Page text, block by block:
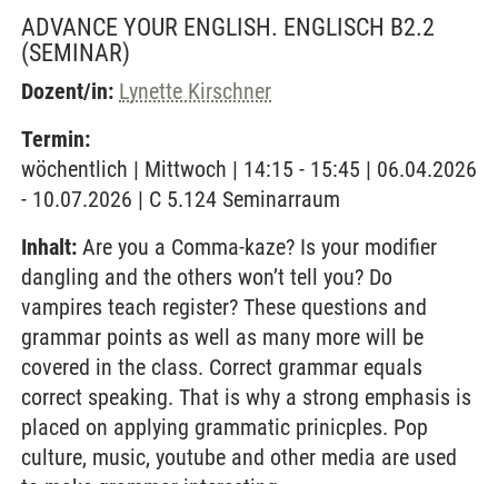
ADVANCE YOUR ENGLISH. ENGLISCH B2.2
(SEMINAR)
Dozent/in: Lynette Kirschner
Termin:
wöchentlich | Mittwoch | 14:15 - 15:45 | 06.04.2026
- 10.07.2026 | C 5.124 Seminarraum
Inhalt: Are you a Comma-kaze? Is your modifier
dangling and the others won’t tell you? Do
vampires teach register? These questions and
grammar points as well as many more will be
covered in the class. Correct grammar equals
correct speaking. That is why a strong emphasis is
placed on applying grammatic prinicples. Pop
culture, music, youtube and other media are used